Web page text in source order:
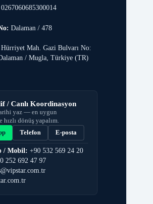
0267060685300014
Dalaman / 478
Hürriyet Mah. Gazi Bulvarı No:
/ Mugla, Türkiye (TR)
/ Canlı Koordinasyon
yaz — en uygun
hızlı dönüş yapalım.
Telefon E-posta
/ Mobil: +90 532 569 24 20
252 692 47 97